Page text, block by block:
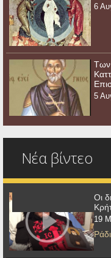
6
Των
5
Νέα βίντεο
Οι
19